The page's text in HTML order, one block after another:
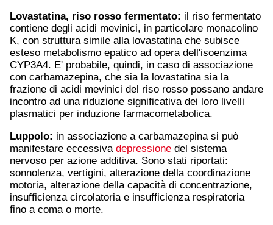
Lovastatina, riso rosso fermentato: il riso fermentato
contiene degli acidi mevinici, in particolare monacolino
K, con struttura simile alla lovastatina che subisce
esteso metabolismo epatico ad opera dell'isoenzima
CYP3A4. E' probabile, quindi, in caso di associazione
con carbamazepina, che sia la lovastatina sia la
frazione di acidi mevinici del riso rosso possano andare
incontro ad una riduzione significativa dei loro livelli
plasmatici per induzione farmacometabolica.
Luppolo: in associazione a carbamazepina si può
manifestare eccessiva depressione del sistema
nervoso per azione additiva. Sono stati riportati:
sonnolenza, vertigini, alterazione della coordinazione
motoria, alterazione della capacità di concentrazione,
insufficienza circolatoria e insufficienza respiratoria
fino a coma o morte.